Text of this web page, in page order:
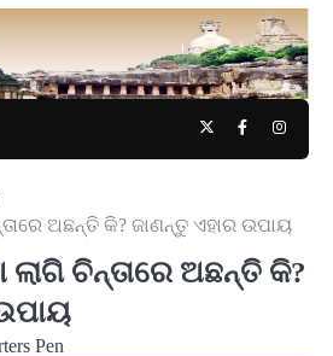
TwitterFacebook
ଅଛନ୍ତି କି? ଜାଣନ୍ତୁ ଏହାର ଉପାୟ
ଲାଗି ଚିନ୍ତାରେ ଅଛନ୍ତି କି?
Pen